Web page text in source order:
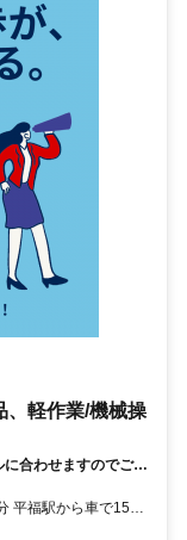
、軽作業/機械操
合わせますのでご希
.主婦活躍中！
平福駅から車で15分